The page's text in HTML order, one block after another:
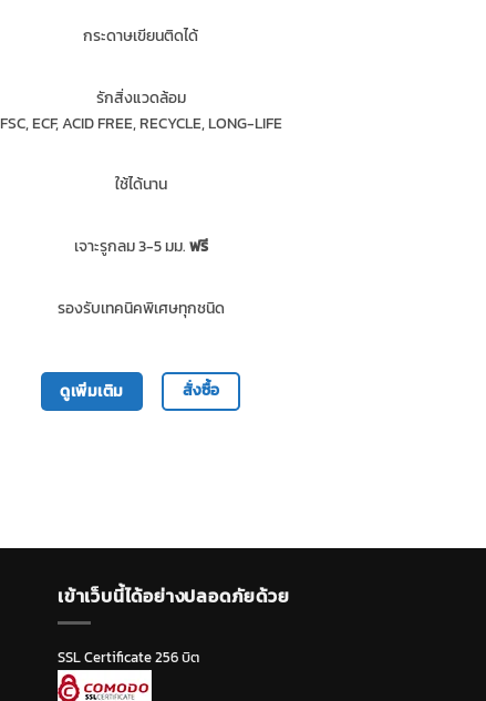
กระดาษเขียนติดได้
รักสิ่งแวดล้อม
FSC, ECF, ACID FREE, RECYCLE, LONG-LIFE
ใช้ได้นาน
เจาะรูกลม 3-5 มม.ฟรี
รองรับเทคนิคพิเศษทุกชนิด
ดูเพิ่มเติม สั่งซื้อ
เข้าเว็บนี้ได้อย่างปลอดภัยด้วย
SSL Certificate 256 บิต